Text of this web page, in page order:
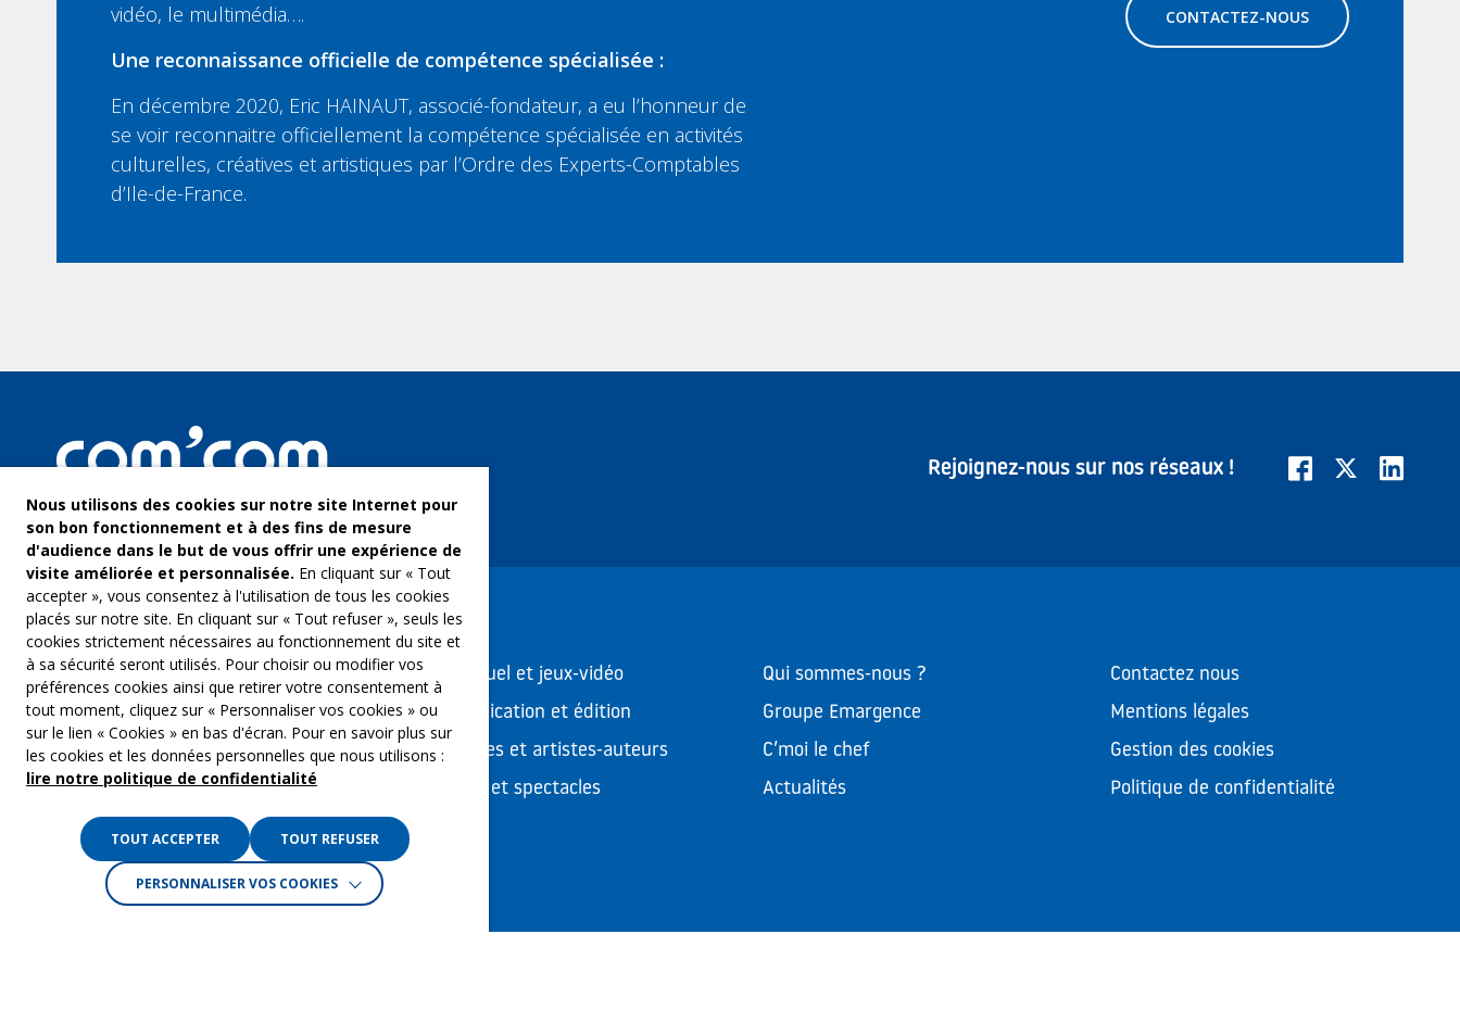
vidéo, le multimédia….
Une reconnaissance officielle de compétence spécialisée :
En décembre 2020, Eric HAINAUT, associé-fondateur, a eu l’honneur de
se voir reconnaitre officiellement la compétence spécialisée en activités
culturelles, créatives et artistiques par l’Ordre des Experts-Comptables
d’Ile-de-France.
CONTACTEZ-NOUS
Rejoignez-nous sur nos réseaux !
COM’COM
Groupe Emargence
141 avenue de Wagram
75017 Paris
Tél. :01 53 19 00 00
Audiovisuel et jeux-vidéo
Communication et édition
Freelances et artistes-auteurs
Musique et spectacles
Qui sommes-nous ?
Groupe Emargence
C’moi le chef
Actualités
Contactez nous
Mentions légales
Gestion des cookies
Politique de confidentialité
Crédits : La Jungle
Nous utilisons des cookies sur notre site Internet pour
son bon fonctionnement et à des fins de mesure
d'audience dans le but de vous offrir une expérience de
visite améliorée et personnalisée. En cliquant sur « Tout
accepter », vous consentez à l'utilisation de tous les cookies
placés sur notre site. En cliquant sur « Tout refuser », seuls les
cookies strictement nécessaires au fonctionnement du site et
à sa sécurité seront utilisés. Pour choisir ou modifier vos
préférences cookies ainsi que retirer votre consentement à
tout moment, cliquez sur « Personnaliser vos cookies » ou
sur le lien « Cookies » en bas d'écran. Pour en savoir plus sur
les cookies et les données personnelles que nous utilisons :
lire notre politique de confidentialité
TOUT ACCEPTER TOUT REFUSER
PERSONNALISER VOS COOKIES